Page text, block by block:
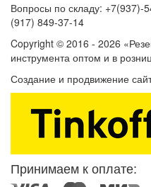
Вопросы по складу: +7(937)-
(917) 849-37-14
Copyright © 2016 - 2026
инструмента оптом и в
Создание и продвижение
Принимаем к оплате: